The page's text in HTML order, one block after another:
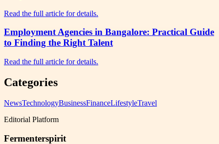
Read the full article for details.
Employment Agencies in Bangalore: Practical Guide
to Finding the Right Talent
Read the full article for details.
Categories
NewsTechnologyBusinessFinanceLifestyleTravel
Editorial Platform
Fermenterspirit